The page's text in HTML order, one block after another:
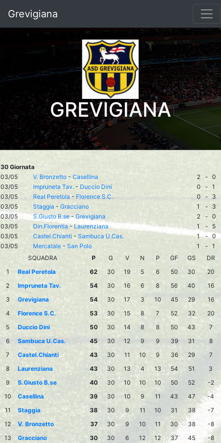
Grevigiana
GREVIGIANA
30 Giornata
03/05
V. Bronzetto - Casellina 2 - 0
03/05
Impruneta Tav. - Duccio Dini 0 - 1
03/05
Real Peretola - Florence S.C. 0 -
3
03/05
Staggia - Gracciano 1 -
3
03/05
S.Giusto B.se-Grevigiana 2 - 0
03/05
Din.Florentia-Laurenziana 1 -
5
03/05
Castel.Chianti - Sambuca U.Cas. 1 - 0
03/05
Mercatale - San Polo 1 - 1
SQUADRA
P G V N P GF GS
DR
1
Real Peretola 62 30 19 5 6 50 30
20
2
Impruneta Tav. 54 30 16 6 8 56 40
16
3
Grevigiana 54 30 17 3 10 45 29
16
4
Florence S.C. 53 30 15 8 7 52 32
20
5
Duccio Dini 50 30 14 8 8 50 43
7
6
Sambuca U.Cas. 45 30 12 9 9 39 31
8
7
Castel.Chianti 43 30 11 10 9 36 29
7
8
Laurenziana 43 30 13 4 13 54 51
3
9
S.Giusto B.se 40 30 10 10 10 50 52
-2
10
Casellina 39 30 10 9 11 43 47
-4
11
Staggia 38 30 9 11 10 31 38
-7
12
V. Bronzetto 37 30 9 10 11 30 38
-8
13
Gracciano 30 30 6 12 12 37 45 -8